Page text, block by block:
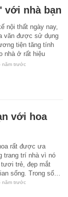
với nhà bạn
nội thất ngày nay,
văn được sử dụng
tiện tăng tính
nhà ở rất hiệu
năm trước
với hoa
rất được ưa
trang trí nhà vì nó
trẻ, đẹp mắt
sống. Trong số…
năm trước